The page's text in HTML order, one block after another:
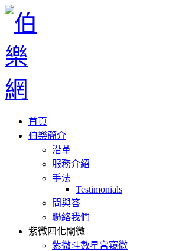
首頁
伯樂簡介
沿革
服務介紹
手法
Testimonials
問與答
聯絡我們
紫微四化闡微
紫微斗數星宮窺微